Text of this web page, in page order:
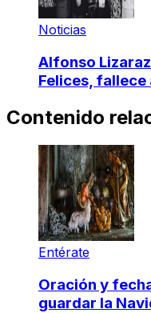
Noticias
Alfonso
Felices, fallece
Contenido
Entérate
Oración y
guardar la